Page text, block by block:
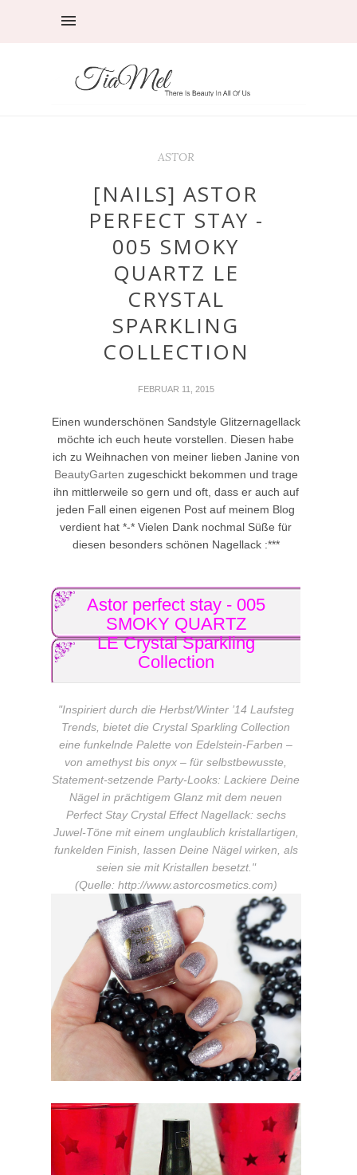
ASTOR
[NAILS] ASTOR
PERFECT STAY -
005 SMOKY
QUARTZ LE
CRYSTAL
SPARKLING
COLLECTION
FEBRUAR 11, 2015
Einen wunderschönen Sandstyle Glitzernagellack
möchte ich euch heute vorstellen. Diesen habe
ich zu Weihnachen von meiner lieben Janine von
BeautyGarten zugeschickt bekommen und trage
ihn mittlerweile so gern und oft, dass er auch auf
jeden Fall einen eigenen Post auf meinem Blog
verdient hat *-* Vielen Dank nochmal Süße für
diesen besonders schönen Nagellack :***
Astor perfect stay - 005
SMOKY QUARTZ
LE Crystal Sparkling
Collection
"Inspiriert durch die Herbst/Winter ’14 Laufsteg
Trends, bietet die Crystal Sparkling Collection
eine funkelnde Palette von Edelstein-Farben –
von amethyst bis onyx – für selbstbewusste,
Statement-setzende Party-Looks: Lackiere Deine
Nägel in prächtigem Glanz mit dem neuen
Perfect Stay Crystal Effect Nagellack: sechs
Juwel-Töne mit einem unglaublich kristallartigen,
funkelden Finish, lassen Deine Nägel wirken, als
seien sie mit Kristallen besetzt."
(Quelle: http://www.astorcosmetics.com)